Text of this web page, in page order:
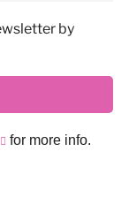
by
for more info.